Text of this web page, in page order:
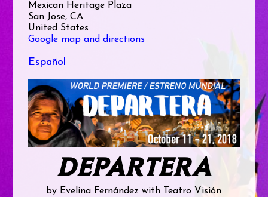
Mexican Heritage Plaza
San Jose, CA
United States
Google map and directions
Español
DEPARTERA
by Evelina Fernández with Teatro Visión